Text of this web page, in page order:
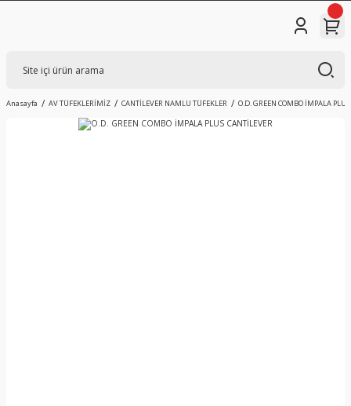
Anasayfa AV TÜFEKLERİMİZ CANTİLEVER NAMLU TÜFEKLER O.D. GREEN COMBO İMPALA